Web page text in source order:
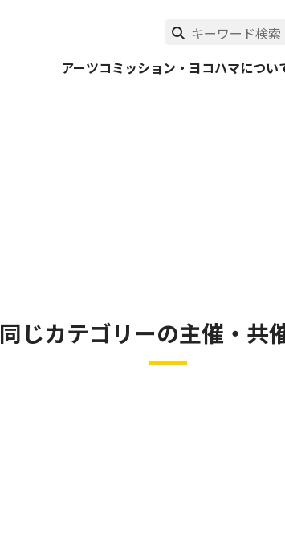
アーツコミッション・ヨコハマについ
同じカテゴリーの主催・共